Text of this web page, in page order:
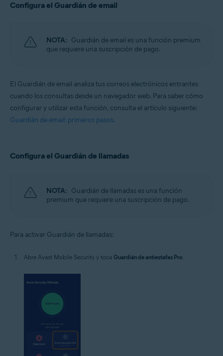
Configura el Guardián de email
NOTA: Guardián de email es una función premium
que requiere una suscripción de pago.
El Guardián de email analiza tus correos electrónicos entrantes
cuando los consultas desde un navegador web. Para saber cómo
configurar y utilizar esta función, consulta el artículo siguiente:
Guardián de email: primeros pasos.
Configura el Guardián de llamadas
NOTA: Guardián de llamadas es una función
premium que requiere una suscripción de pago.
Para activar Guardián de llamadas:
Abre Avast Mobile Security y toca Guardián de antiestafas Pro.